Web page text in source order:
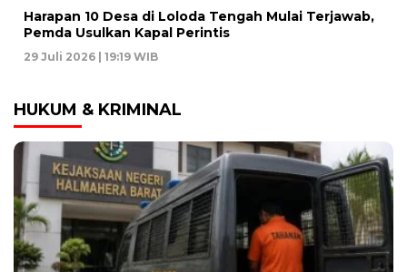
Harapan 10 Desa di Loloda Tengah Mulai Terjawab,
Pemda Usulkan Kapal Perintis
29 Juli 2026 | 19:19 WIB
HUKUM & KRIMINAL